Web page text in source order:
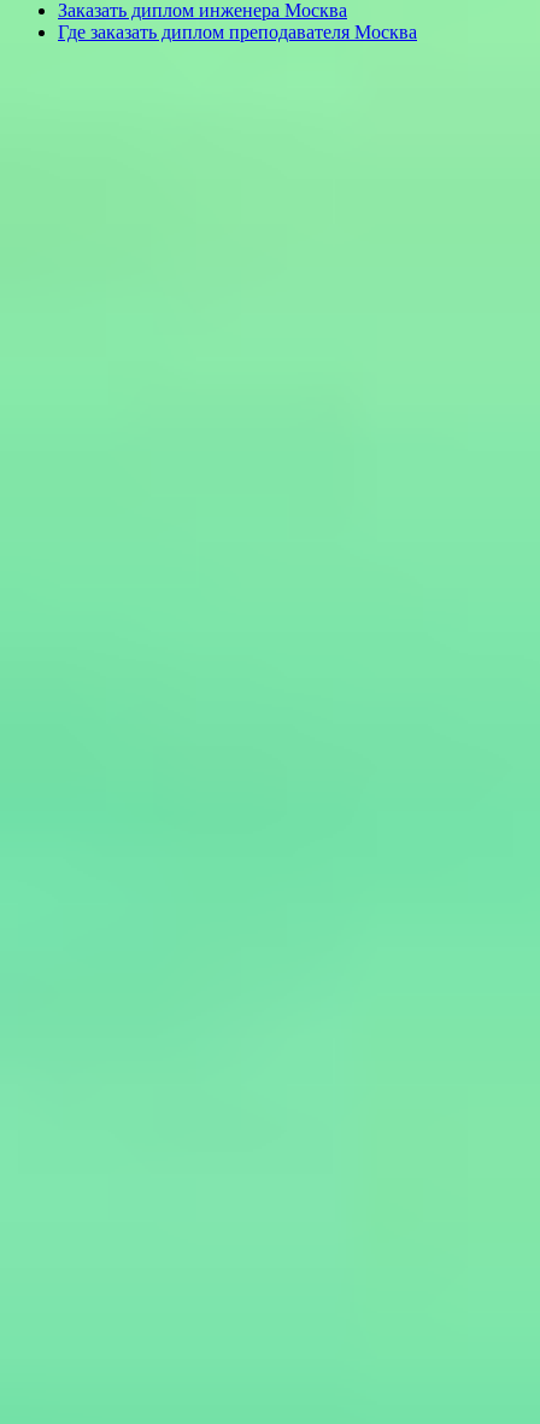
Заказать диплом инженера Москва
Где заказать диплом преподавателя Москва